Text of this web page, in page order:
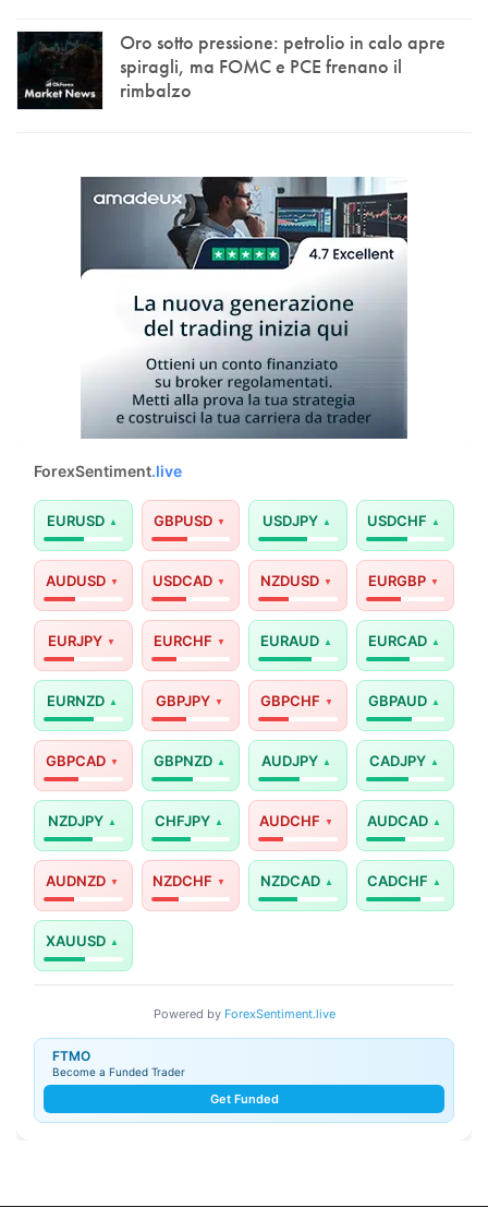
Oro sotto pressione: petrolio in calo apre
spiragli, ma FOMC e PCE frenano il
rimbalzo
ForexSentiment.live
EURUSD GBPUSD USDJPY USDCHF
AUDUSD USDCAD NZDUSD EURGBP
EURJPY EURCHF EURAUD EURCAD
EURNZD GBPJPY GBPCHF GBPAUD
GBPCAD GBPNZD AUDJPY CADJPY
NZDJPY CHFJPY AUDCHF AUDCAD
AUDNZD NZDCHF NZDCAD CADCHF
XAUUSD
Powered by ForexSentiment.live
FTMO
Become a Funded Trader
Get Funded